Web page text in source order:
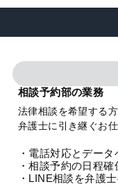
相談予約部の業務
法律相談を希望する
弁護士に引き継ぐお仕
・電話対応とデー
・相談予約の日程確
・LINE相談を弁護
特設サイト
相談先情報サイト